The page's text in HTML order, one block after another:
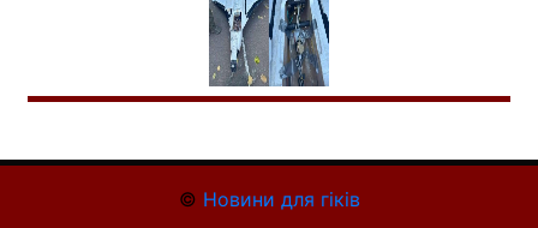
© Новини для гіків